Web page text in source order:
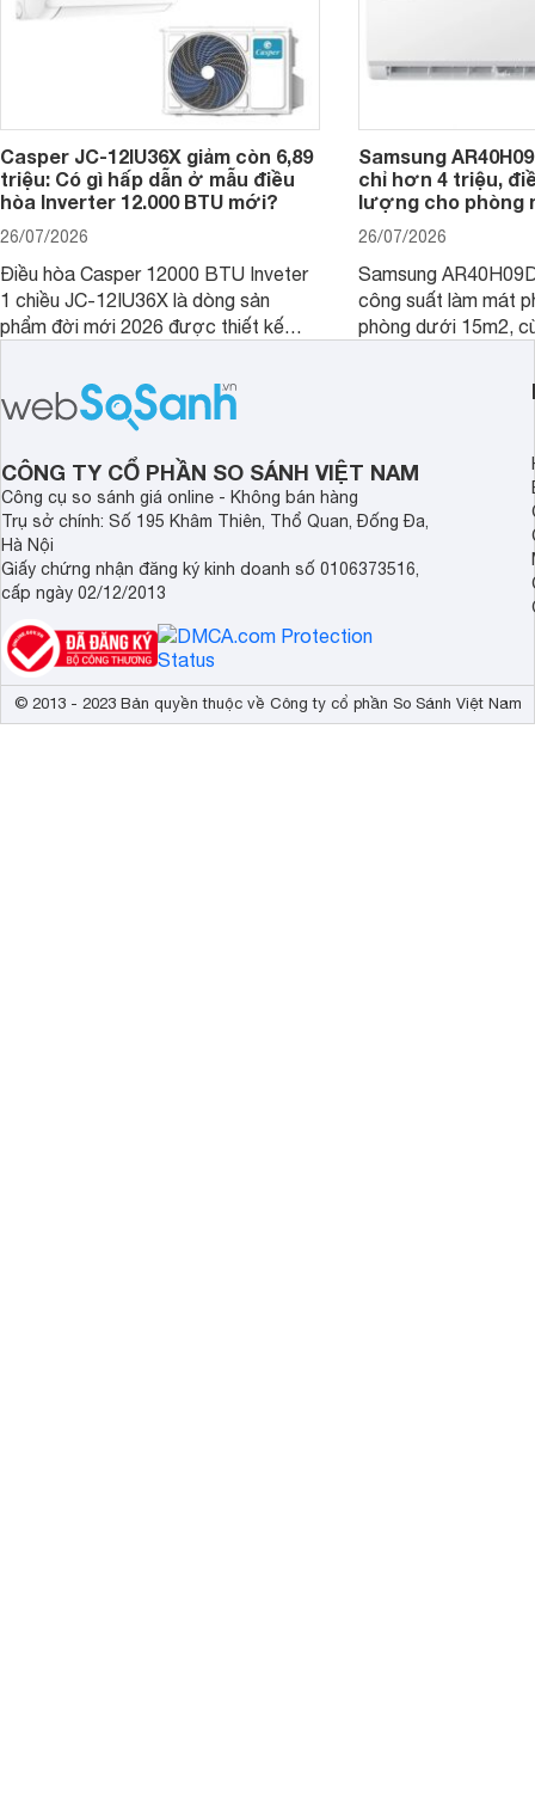
Casper JC-12IU36X giảm còn 6,89
triệu: Có gì hấp dẫn ở mẫu điều
hòa Inverter 12.000 BTU mới?
26/07/2026
Điều hòa Casper 12000 BTU Inveter
1 chiều JC-12IU36X là dòng sản
phẩm đời mới 2026 được thiết kế
có giá bán rất hợp lý.
Samsung
chỉ hơn 4 triệu,
lượng cho phòng
26/07/2026
Samsung
công suất làm mát
phòng dưới 15m2,
CÔNG TY CỔ PHẦN SO SÁNH VIỆT NAM
Công cụ so sánh giá online - Không bán hàng
Trụ sở chính: Số 195 Khâm Thiên, Thổ Quan, Đống Đa,
Hà Nội
Giấy chứng nhận đăng ký kinh doanh số 0106373516,
cấp ngày 02/12/2013
© 2013 - 2023 Bản quyền thuộc về Công ty cổ phần So Sánh Việt Nam